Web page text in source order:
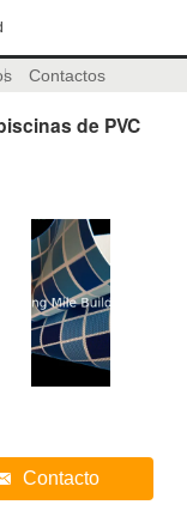
Contactos
de PVC
Contacto